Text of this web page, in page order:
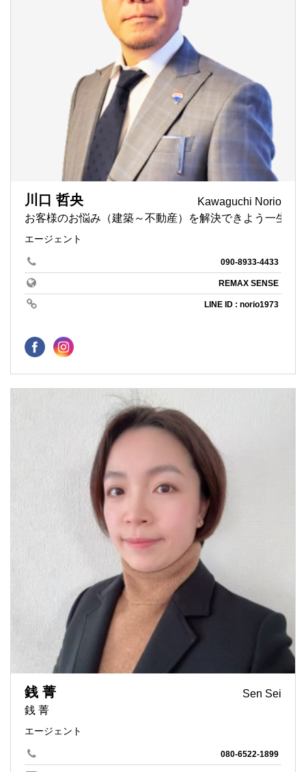
川口 哲央
Kawaguchi Norio
お客様のお悩み（建築～不動産）を解決でき
エージェント
090-8933-4433
REMAX SENSE
LINE ID : norio1973
銭 菁
Sen Sei
銭 菁
エージェント
080-6522-1899